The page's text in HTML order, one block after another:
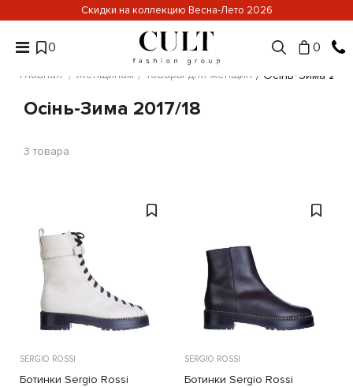
Скидки на коллекцию Весна-Лето 2026
0 0
Главная Женщинам Товары для женщин Осінь-Зима
Осінь-Зима 2017/18
3 товара
SERGIO ROSSI
Ботинки Sergio Rossi
SERGIO ROSSI
Ботинки Sergio Rossi